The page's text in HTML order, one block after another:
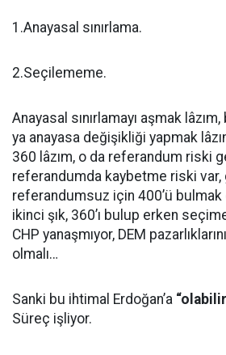
1.Anayasal sınırlama.
2.Seçilememe.
Anayasal sınırlamayı aşmak
ya anayasa değişikliği yapmak
360 lâzım, o da referandum riski
referandumda kaybetme riski var,
referandumsuz için 400’ü bulmak
ikinci şık, 360’ı bulup erken
CHP yanaşmıyor, DEM
olmalı…
Sanki bu ihtimal Erdoğan’a
Süreç işliyor.